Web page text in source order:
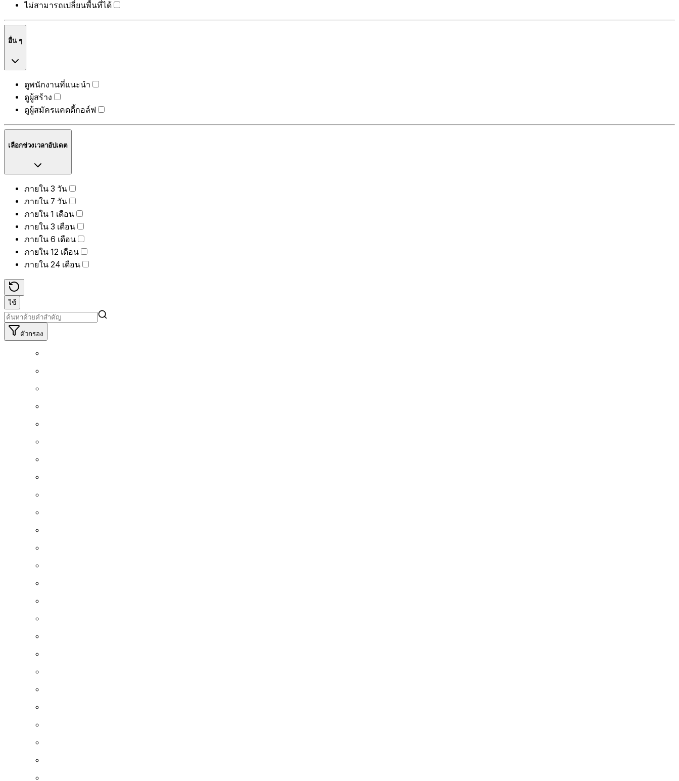
ไม่สามารถเปลี่ยนพื้นที่ได้
อื่น ๆ
ดูพนักงานที่แนะนำ
ดูผู้สร้าง
ดูผู้สมัครแคดดี้กอล์ฟ
เลือกช่วงเวลาอัปเดต
ภายใน 3 วัน
ภายใน 7 วัน
ภายใน 1 เดือน
ภายใน 3 เดือน
ภายใน 6 เดือน
ภายใน 12 เดือน
ภายใน 24 เดือน
ใช้
ตัวกรอง